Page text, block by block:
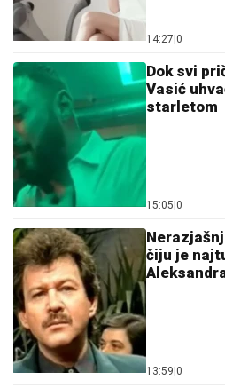
14:27 0
Dok svi
Vasić
starletom
15:05 0
čiju je
13:59 0